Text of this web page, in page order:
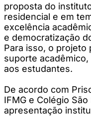
proposta do
residencial e em
excelência
e democratização
Para isso, o projeto
suporte
aos estudantes.
De acordo com
IFMG e Colégio
apresentação